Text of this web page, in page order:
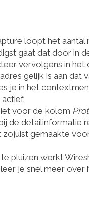
loopt het
gaat dat door in
vervolgens in het
gelijk is aan
je in het
voor de kolom
de detailinformatie
gemaakte
pluizen werkt
je snel meer over